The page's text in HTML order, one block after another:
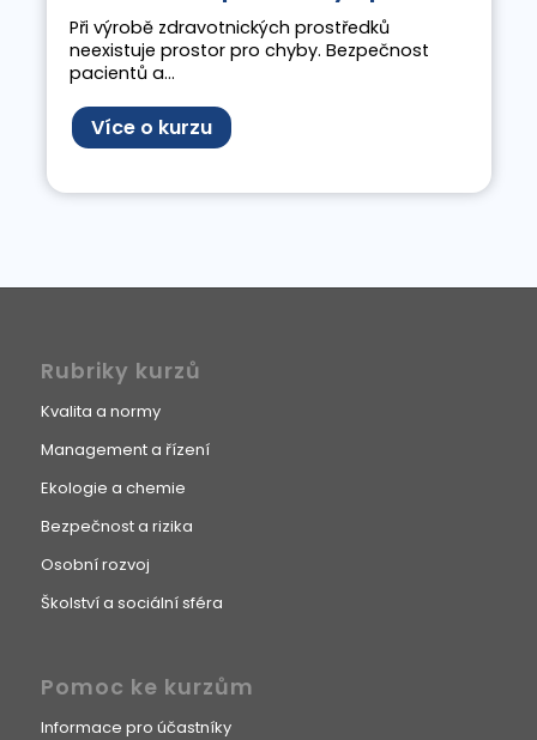
Při výrobě zdravotnických prostředků
neexistuje prostor pro chyby. Bezpečnost
pacientů a...
Více o kurzu
Rubriky kurzů
Kvalita a normy
Management a řízení
Ekologie a chemie
Bezpečnost a rizika
Osobní rozvoj
Školství a sociální sféra
Pomoc ke kurzům
Informace pro účastníky